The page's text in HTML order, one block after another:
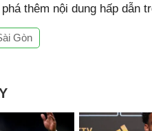
thêm nội dung hấp dẫn
Gòn